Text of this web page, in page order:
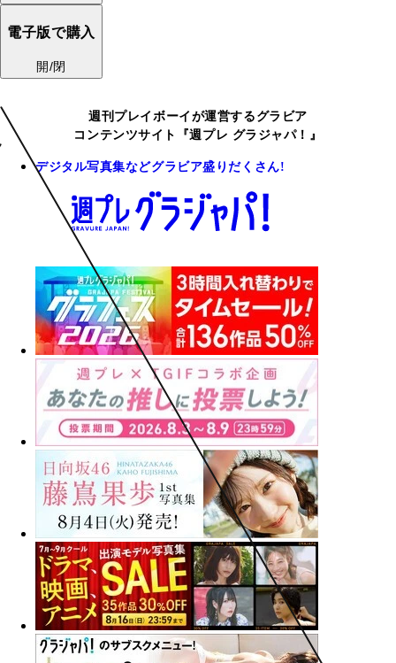
電子版で購入
開/閉
週刊プレイボーイが運営するグラビア
コンテンツサイト『週プレ グラジャパ！』
デジタル写真集などグラビア盛りだくさん!